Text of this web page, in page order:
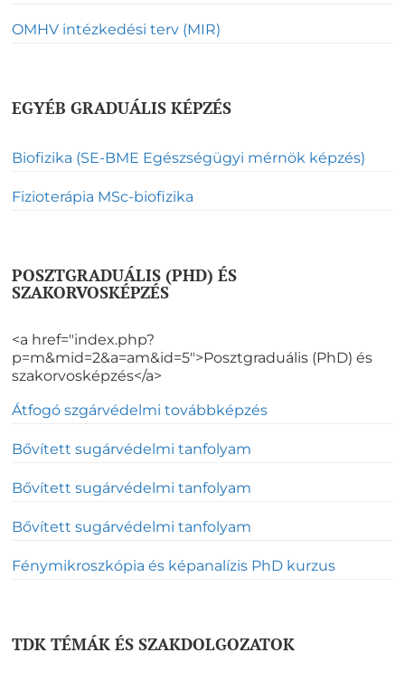
OMHV intézkedési terv (MIR)
EGYÉB GRADUÁLIS KÉPZÉS
Biofizika (SE-BME Egészségügyi mérnök képzés)
Fizioterápia MSc-biofizika
POSZTGRADUÁLIS (PHD) ÉS
SZAKORVOSKÉPZÉS
<a href="index.php?
p=m&mid=2&a=am&id=5">Posztgraduális (PhD) és
szakorvosképzés</a>
Átfogó szgárvédelmi továbbképzés
Bővített sugárvédelmi tanfolyam
Bővített sugárvédelmi tanfolyam
Bővített sugárvédelmi tanfolyam
Fénymikroszkópia és képanalízis PhD kurzus
TDK TÉMÁK ÉS SZAKDOLGOZATOK